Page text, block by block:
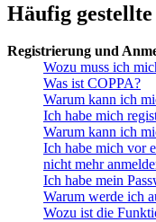
Häufig
Registrierung und
Wozu muss ich
Was ist COPPA?
Warum kann ich
Ich habe mich
Warum kann ich
Ich habe mich vor
nicht mehr
Ich habe mein
Warum werde ich
Wozu ist die